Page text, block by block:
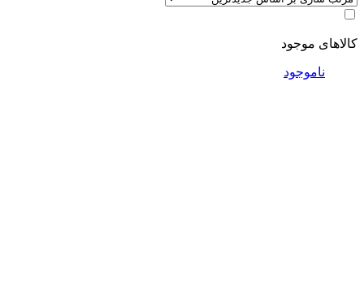
کالاهای موجود
ناموجود